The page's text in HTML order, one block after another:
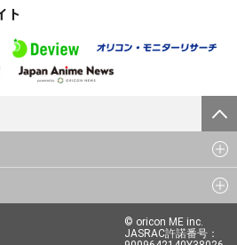
© oricon ME inc.
JASRAC許諾番号：